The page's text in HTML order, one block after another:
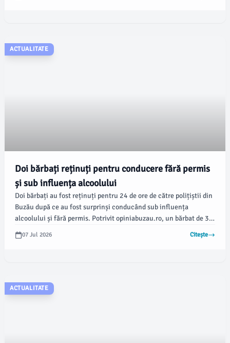
ACTUALITATE
Doi bărbați reținuți pentru conducere fără permis
și sub influența alcoolului
Doi bărbați au fost reținuți pentru 24 de ore de către polițiștii din
Buzău după ce au fost surprinși conducând sub influența
alcoolului și fără permis. Potrivit opiniabuzau.ro, un bărbat de 37
de ani din Glodeanu Siliștea a fost depistat în timp ce conducea
un autovehicul pe DJ102H.
07 Jul 2026 Citește
ACTUALITATE